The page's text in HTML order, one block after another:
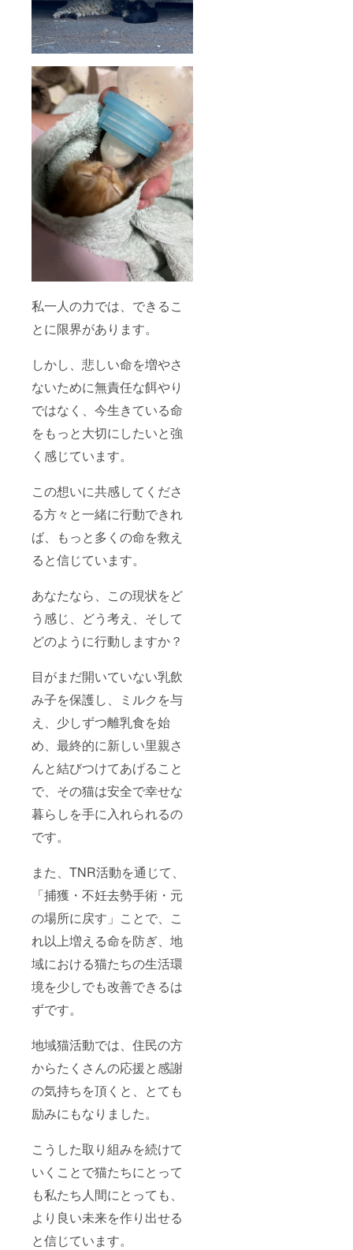
私一人の力では、できるこ
とに限界があります。
しかし、悲しい命を増やさ
ないために無責任な餌やり
ではなく、今生きている命
をもっと大切にしたいと強
く感じています。
この想いに共感してくださ
る方々と一緒に行動できれ
ば、もっと多くの命を救え
ると信じています。
あなたなら、この現状をど
う感じ、どう考え、そして
どのように行動しますか？
目がまだ開いていない乳飲
み子を保護し、ミルクを与
え、少しずつ離乳食を始
め、最終的に新しい里親さ
んと結びつけてあげること
で、その猫は安全で幸せな
暮らしを手に入れられるの
です。
また、TNR活動を通じて、
「捕獲・不妊去勢手術・元
の場所に戻す」ことで、こ
れ以上増える命を防ぎ、地
域における猫たちの生活環
境を少しでも改善できるは
ずです。
地域猫活動では、住民の方
からたくさんの応援と感謝
の気持ちを頂くと、とても
励みにもなりました。
こうした取り組みを続けて
いくことで猫たちにとって
も私たち人間にとっても、
より良い未来を作り出せる
と信じています。